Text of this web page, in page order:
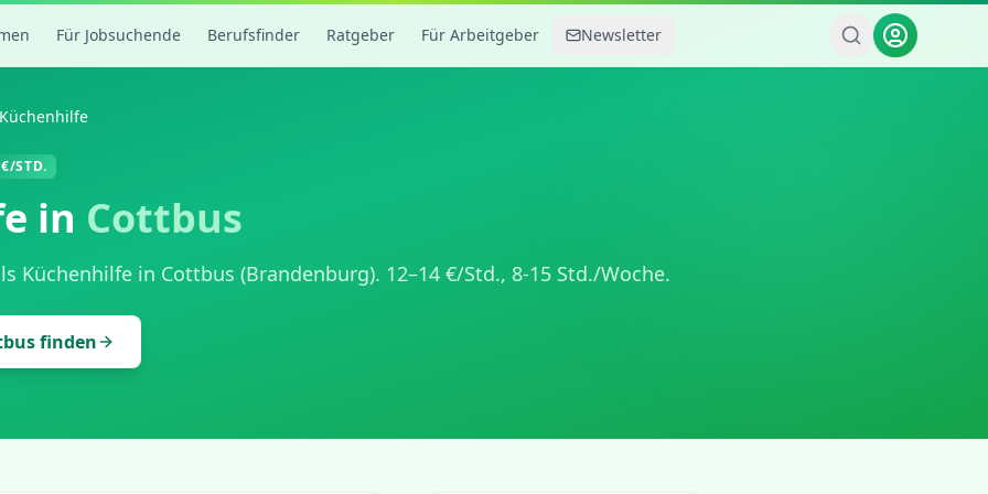
Für Jobsuchende Berufsfinder Ratgeber Für Arbeitgeber Newsletter
Küchenhilfe
STD.
in Cottbus
Küchenhilfe in Cottbus (Brandenburg). 12–14 €/Std., 8-15 Std./Woche.
finden